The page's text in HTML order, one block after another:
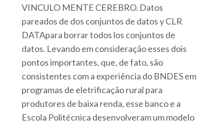
VINCULO MENTE CEREBRO. Datos
pareados de dos conjuntos de datos y CLR
DATApara borrar todos los conjuntos de
datos. Levando em consideração esses dois
pontos importantes, que, de fato, são
consistentes com a experiência do BNDES em
programas de eletrificação rural para
produtores de baixa renda, esse banco e a
Escola Politécnica desenvolveram um modelo